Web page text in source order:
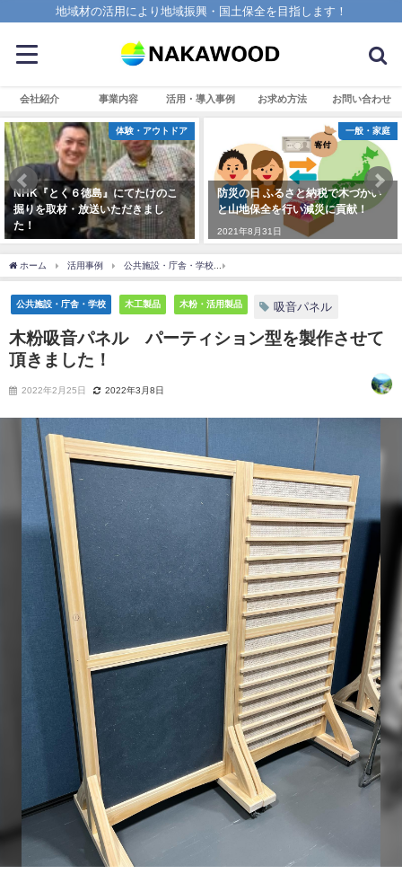
地域材の活用により地域振興・国土保全を目指します！
会社紹介 事業内容 活用・導入事例 お求め方法 お問い合わせ
体験・アウトドア
NHK『とく６徳島』にてたけのこ
掘りを取材・放送いただきまし
た！
一般・家庭
防災の日 ふるさと納税で木づかい
と山地保全を行い減災に貢献！
2021年8月31日
ホーム 活用事例 公共施設・庁舎・学校
公共施設・庁舎・学校 木工製品 木粉・活用製品 吸音パネル
木粉吸音パネル パーティション型を製作させて
頂きました！
2022年2月25日 2022年3月8日